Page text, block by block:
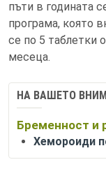
пъти в годината
програма, която
се по 5 таблетки
месеца.
НА ВАШЕТО
Бременност и
Хемороиди